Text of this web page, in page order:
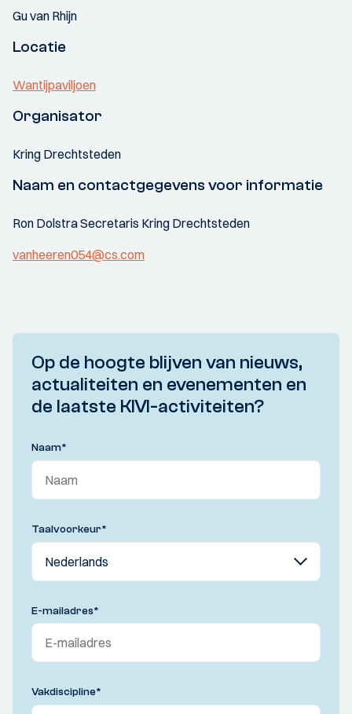
Gu van Rhijn
Locatie
Wantijpaviljoen
Organisator
Kring Drechtsteden
Naam en contactgegevens voor informatie
Ron Dolstra Secretaris Kring Drechtsteden
vanheeren054@cs.com
Op de hoogte blijven van nieuws,
actualiteiten en evenementen en
de laatste KIVI-activiteiten?
Naam*
Taalvoorkeur*
E-mailadres*
Vakdiscipline*